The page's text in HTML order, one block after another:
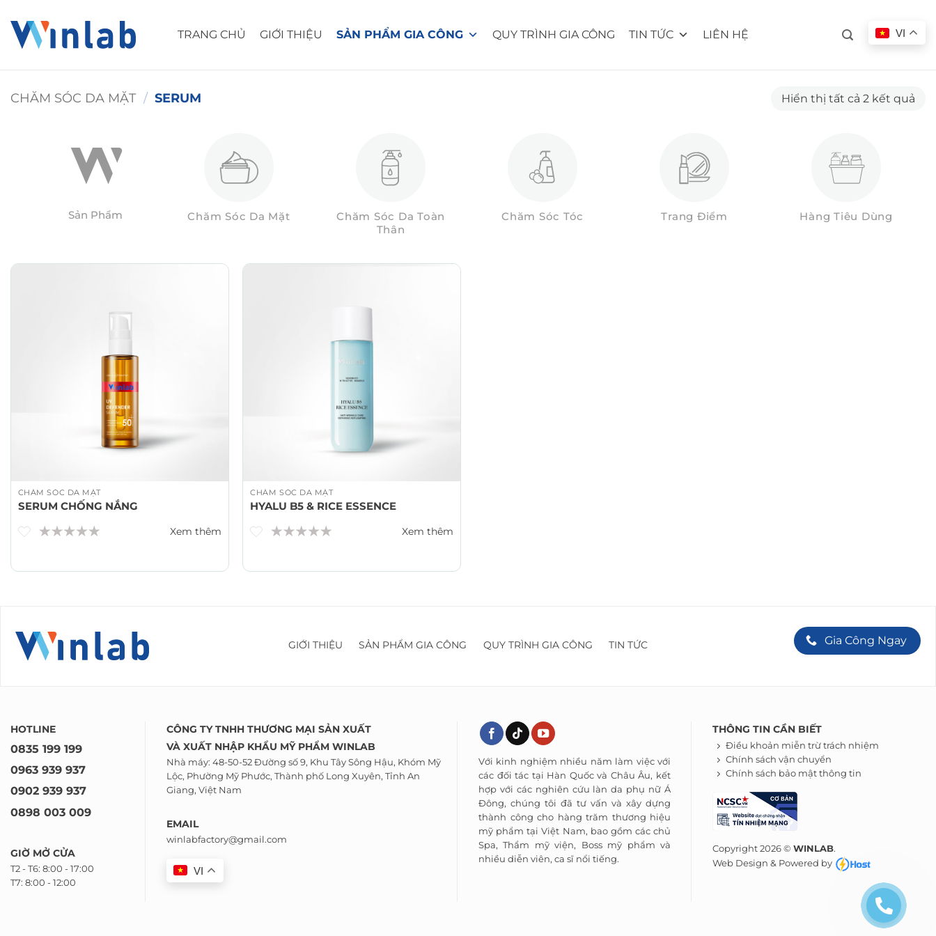
to
content
TRANG CHỦ GIỚI THIỆU SẢN PHẨM GIA CÔNG QUY TRÌNH GIA CÔNG TIN TỨC LIÊN HỆ VI
CHĂM SÓC DA MẶT / SERUM Hiển thị tất cả 2 kết quả
Sản Phẩm Chăm Sóc Da Mặt
Chăm Sóc Da Toàn
Thân
Chăm Sóc Tóc Trang Điểm Hàng Tiêu Dùng
CHĂM SÓC DA MẶT
SERUM CHỐNG NẮNG
Xem thêm
CHĂM SÓC DA MẶT
HYALU B5 & RICE ESSENCE
Xem thêm
GIỚI THIỆU SẢN PHẨM GIA CÔNG QUY TRÌNH GIA CÔNG TIN TỨC Gia Công Ngay
HOTLINE
0835 199 199
0963 939 937
0902 939 937
0898 003 009
GIỜ MỞ CỬA
T2 - T6: 8:00 - 17:00
T7: 8:00 - 12:00
CÔNG TY TNHH THƯƠNG MẠI SẢN XUẤT
VÀ XUẤT NHẬP KHẨU MỸ PHẨM WINLAB
Nhà máy: 48-50-52 Đường số 9, Khu Tây Sông Hậu, Khóm Mỹ
Lộc, Phường Mỹ Phước, Thành phố Long Xuyên, Tỉnh An
Giang, Việt Nam
EMAIL
winlabfactory@gmail.com
VI
Với kinh nghiệm nhiều năm làm việc với
các đối tác tại Hàn Quốc và Châu Âu, kết
hợp với các nghiên cứu làn da phụ nữ Á
Đông, chúng tôi đã tư vấn và xây dựng
thành công cho hàng trăm thương hiệu
mỹ phẩm tại Việt Nam, bao gồm các chủ
Spa, Thẩm mỹ viện, Boss mỹ phẩm và
nhiều diễn viên, ca sĩ nổi tiếng.
THÔNG TIN CẦN BIẾT
Điều khoản miễn trừ trách nhiệm
Chính sách vận chuyển
Chính sách bảo mật thông tin
Copyright 2026 © WINLAB.
Web Design & Powered by